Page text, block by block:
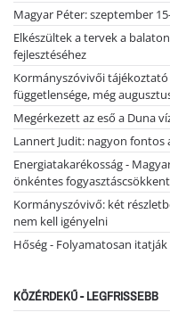
Magyar Péter: szeptember
Elkészültek a tervek a
fejlesztéséhez
Kormányszóvivői
függetlensége, még
Megérkezett az eső a Duna
Lannert Judit: nagyon fontos
Energiatakarékosság -
önkéntes
Kormányszóvivő: két
nem kell igényelni
Hőség - Folyamatosan
KÖZÉRDEKŰ - LEGFRISSEBB